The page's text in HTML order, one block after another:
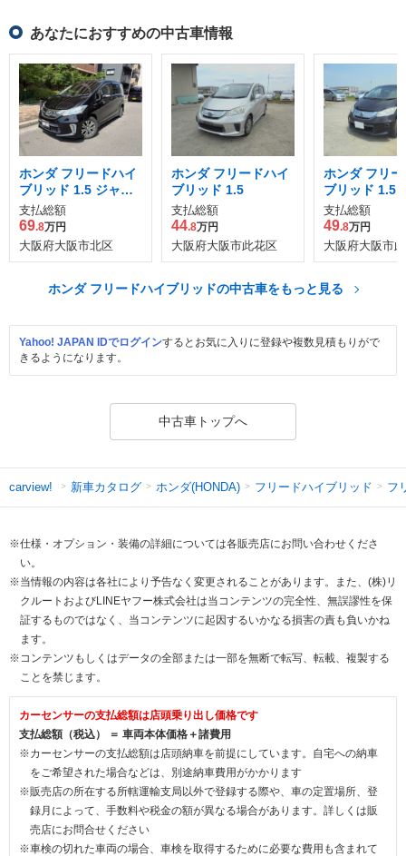
あなたにおすすめの中古車情報
ホンダ フリードハイ
ブリッド 1.5 ジャス
トセレクション
支払総額
69.8万円
大阪府大阪市北区
ホンダ フリードハイ
ブリッド 1.5
支払総額
44.8万円
大阪府大阪市此花区
ホンダ フリ
ブリッド 1.5
支払総額
49.8万円
大阪府大阪市
ホンダ フリードハイブリッドの中古車をもっと見る
Yahoo! JAPAN IDでログインするとお気に入りに登録や複数見積もりがで
きるようになります。
中古車トップへ
carview! 新車カタログ ホンダ(HONDA) フリードハイブリッド フ
※仕様・オプション・装備の詳細については各販売店にお問い合わせくださ
い。
※当情報の内容は各社により予告なく変更されることがあります。また、(株)リ
クルートおよびLINEヤフー株式会社は当コンテンツの完全性、無誤謬性を保
証するものではなく、当コンテンツに起因するいかなる損害の責も負いかね
ます。
※コンテンツもしくはデータの全部または一部を無断で転写、転載、複製する
ことを禁じます。
カーセンサーの支払総額は店頭乗り出し価格です
支払総額（税込） ＝ 車両本体価格＋諸費用
※カーセンサーの支払総額は店頭納車を前提にしています。自宅への納車
をご希望された場合などは、別途納車費用がかかります
※販売店の所在する所轄運輸支局以外で登録する際や、車の定置場所、登
録月によって、手数料や税金の額が異なる場合があります。詳しくは販
売店にお問合せください
※車検の切れた車両の場合、車検を取得するために必要な費用も含まれて